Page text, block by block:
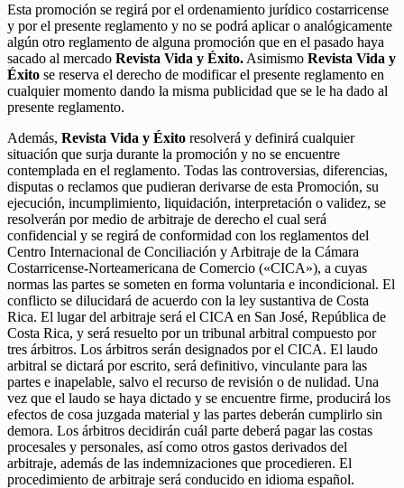
Esta promoción se regirá por el ordenamiento jurídico costarricense
y por el presente reglamento y no se podrá aplicar o analógicamente
algún otro reglamento de alguna promoción que en el pasado haya
sacado al mercado Revista Vida y Éxito. Asimismo Revista Vida y
Éxito se reserva el derecho de modificar el presente reglamento en
cualquier momento dando la misma publicidad que se le ha dado al
presente reglamento.
Además, Revista Vida y Éxito resolverá y definirá cualquier
situación que surja durante la promoción y no se encuentre
contemplada en el reglamento. Todas las controversias, diferencias,
disputas o reclamos que pudieran derivarse de esta Promoción, su
ejecución, incumplimiento, liquidación, interpretación o validez, se
resolverán por medio de arbitraje de derecho el cual será
confidencial y se regirá de conformidad con los reglamentos del
Centro Internacional de Conciliación y Arbitraje de la Cámara
Costarricense-Norteamericana de Comercio («CICA»), a cuyas
normas las partes se someten en forma voluntaria e incondicional. El
conflicto se dilucidará de acuerdo con la ley sustantiva de Costa
Rica. El lugar del arbitraje será el CICA en San José, República de
Costa Rica, y será resuelto por un tribunal arbitral compuesto por
tres árbitros. Los árbitros serán designados por el CICA. El laudo
arbitral se dictará por escrito, será definitivo, vinculante para las
partes e inapelable, salvo el recurso de revisión o de nulidad. Una
vez que el laudo se haya dictado y se encuentre firme, producirá los
efectos de cosa juzgada material y las partes deberán cumplirlo sin
demora. Los árbitros decidirán cuál parte deberá pagar las costas
procesales y personales, así como otros gastos derivados del
arbitraje, además de las indemnizaciones que procedieren. El
procedimiento de arbitraje será conducido en idioma español.